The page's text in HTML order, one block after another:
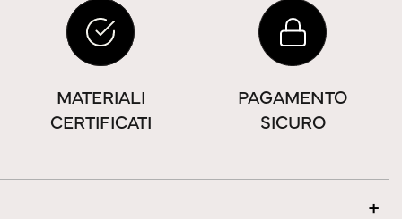
MATERIALI
CERTIFICATI
PAGAMENTO
SICURO